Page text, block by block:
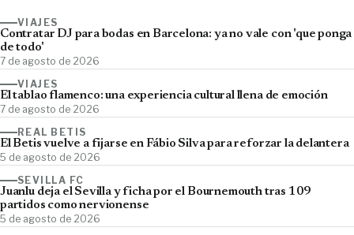
VIAJES
Contratar DJ para bodas en Barcelona: ya no vale con 'que ponga
de todo'
7 de agosto de 2026
VIAJES
El tablao flamenco: una experiencia cultural llena de emoción
7 de agosto de 2026
REAL BETIS
El Betis vuelve a fijarse en Fábio Silva para reforzar la delantera
5 de agosto de 2026
SEVILLA FC
Juanlu deja el Sevilla y ficha por el Bournemouth tras 109
partidos como nervionense
5 de agosto de 2026